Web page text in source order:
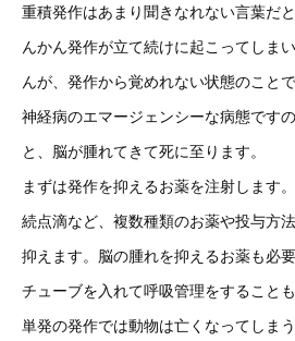
重積発作はあまり聞きなれない言葉だ
んかん発作が立て続けに起こってしま
んが、発作から覚めれない状態のことで
神経病のエマージェンシーな病態です
と、脳が腫れてきて死に至ります。
まずは発作を抑えるお薬を注射します
続点滴など、複数種類のお薬や投与方
抑えます。脳の腫れを抑えるお薬も必
チューブを入れて呼吸管理をすることも
単発の発作では動物は亡くなってしま